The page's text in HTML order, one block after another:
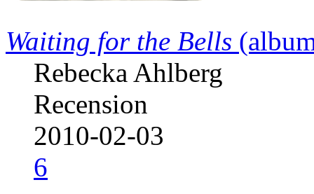
Waiting for the Bells
Rebecka Ahlberg
Recension
2010-02-03
6